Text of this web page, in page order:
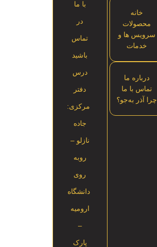
خانه
محصولات
سرویس ها و
خدمات
درباره ما
تماس با ما
چرا آذر به‌جو؟
با ما
در
تماس
باشید
درس
دفتر
مرکزی:
جاده
نازلو –
روبه
روی
دانشگاه
ارومیه
–
پارک